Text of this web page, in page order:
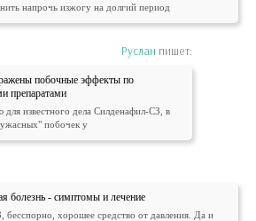
напрочь изжогу на долгий период
Руслан пишет:
побочные эффекты по
препаратами
известного дела Силденафил-СЗ, в
побочек у
болезнь - симптомы и лечение
хорошее средство от давления. Да и